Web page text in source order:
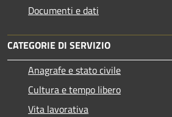
Documenti e dati
CATEGORIE DI SERVIZIO
Anagrafe e stato civile
Cultura e tempo libero
Vita lavorativa